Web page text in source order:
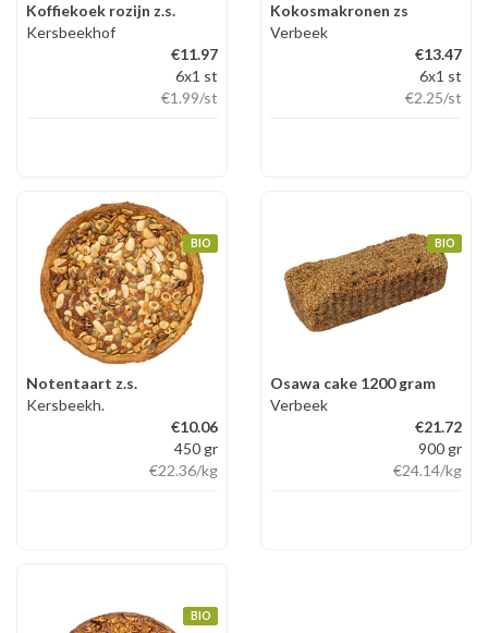
Koffiekoek rozijn z.s.
Kersbeekhof
€11.97
6x1 st
€1.99/st
Kokosmakronen zs
Verbeek
€13.47
6x1 st
€2.25/st
BIO
Notentaart z.s.
Kersbeekh.
€10.06
450 gr
€22.36/kg
BIO
Osawa cake 1200 gram
Verbeek
€21.72
900 gr
€24.14/kg
BIO